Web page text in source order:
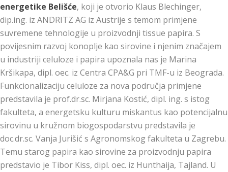
energetike Belišće, koji je otvorio Klaus Blechinger,
dip.ing. iz ANDRITZ AG iz Austrije s temom primjene
suvremene tehnologije u proizvodnji tissue papira. S
povijesnim razvoj konoplje kao sirovine i njenim značajem
u industriji celuloze i papira upoznala nas je Marina
Kršikapa, dipl. oec. iz Centra CPA&G pri TMF-u iz Beograda.
Funkcionalizaciju celuloze za nova područja primjene
predstavila je prof.dr.sc. Mirjana Kostić, dipl. ing. s istog
fakulteta, a energetsku kulturu miskantus kao potencijalnu
sirovinu u kružnom biogospodarstvu predstavila je
doc.dr.sc. Vanja Jurišić s Agronomskog fakulteta u Zagrebu.
Temu starog papira kao sirovine za proizvodnju papira
predstavio je Tibor Kiss, dipl. oec. iz Hunthaija, Tajland. U